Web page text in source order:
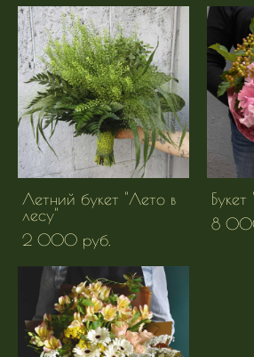
Летний букет "Лето в
лесу"
2 000 pуб.
Букет
8